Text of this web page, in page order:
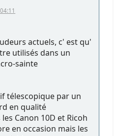
actuels, c' est qu'
utilisés dans un
sainte
télescopique par un
en qualité
Canon 10D et Ricoh
en occasion mais les